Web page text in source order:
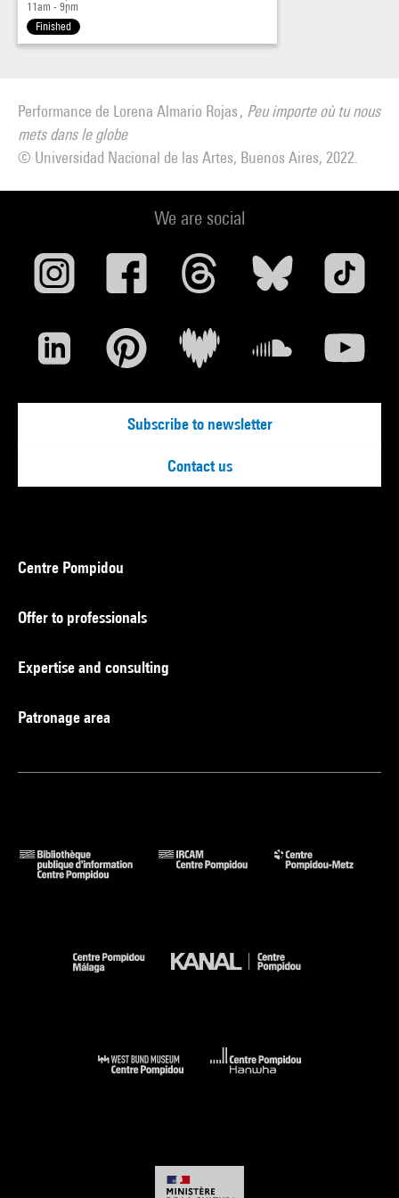
11am - 9pm
Finished
Performance de Lorena Almario Rojas , Peu importe où tu nous
mets dans le globe
© Universidad Nacional de las Artes, Buenos Aires, 2022.
We are social
Subscribe to newsletter
Contact us
Centre Pompidou
Offer to professionals
Expertise and consulting
Patronage area